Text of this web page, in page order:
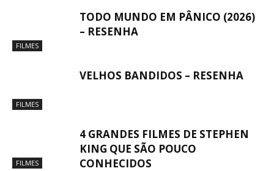
FILMES
TODO MUNDO EM PÂNICO (2026)
– RESENHA
FILMES
VELHOS BANDIDOS – RESENHA
FILMES
4 GRANDES FILMES DE STEPHEN
KING QUE SÃO POUCO
CONHECIDOS